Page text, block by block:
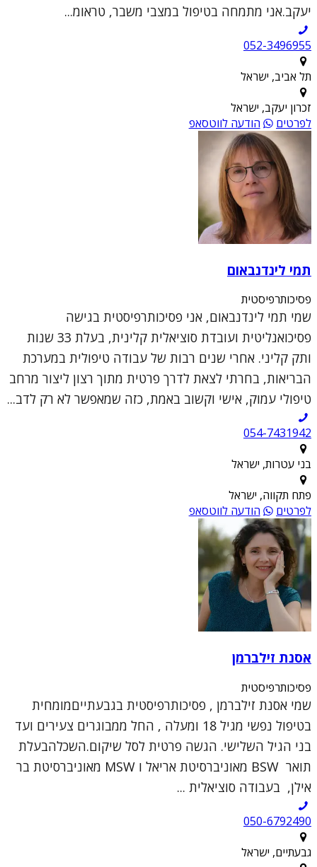
יעקב.אני מתמחה בטיפול במצבי משבר, טראומ...
052-3496955
תל אביב, ישראל
זכרון יעקב, ישראל
לפרטים
הודעה לווטסאפ
תמי לינדנבאום
פסיכותרפיסטית
שמי תמי לינדנבאום, אני פסיכותרפיסטית בגישה
פסיכואנליטית ועובדת סוציאלית קלינית, בעלת 33 שנות
ותק קליני. אחרי שנים רבות של עבודה טיפולית במערכת
הבריאות, בחרתי לצאת לדרך פרטית מתוך רצון ליצור מרחב
טיפולי עמוק, אישי וקשוב באמת, כזה שמאפשר לא רק לדב...
054-7431942
בני עטרות, ישראל
פתח תקווה, ישראל
לפרטים
הודעה לווטסאפ
אסנת זילברמן
פסיכותרפיסטית
שמי אסנת זילברמן , פסיכותרפיסטית בגבעתייםמומחית
בטיפול נפשי מגיל 18 ומעלה , החל ממבוגרים צעירים ועד
בני הגיל השלישי. הגשה פרטית לסל שיקום.השכלהבעלת
תואר BSW מאוניברסיטת אריאל ו MSW מאוניברסיטת בר
אילן, בעבודה סוציאלית ...
050-6792490
גבעתיים, ישראל